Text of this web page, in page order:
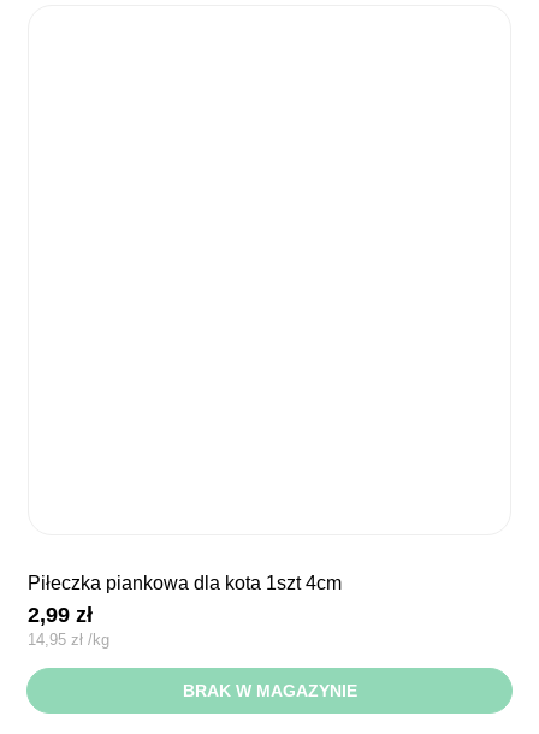
piłeczka piankowa dla kota 1szt 4cm
2,99zł
14,95zł /kg
BRAK W MAGAZYNIE